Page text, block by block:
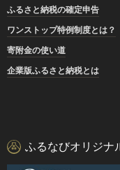
ふるさと納税の確定申告
ワンストップ特例制度とは？
寄附金の使い道
企業版ふるさと納税とは
ふるなびオリジナ